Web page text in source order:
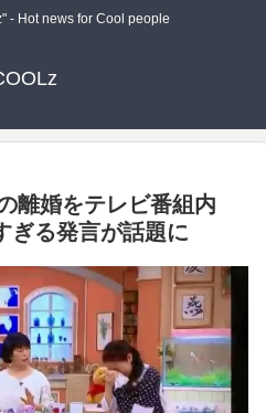
- Hot news for Cool people
離婚をテレビ番組内
ぎる発言が話題に